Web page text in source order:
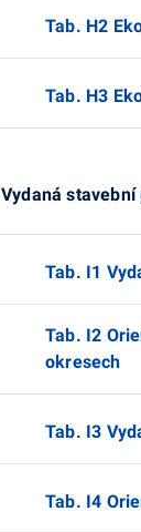
Tab. H2
Tab. H3
Vydaná stavební
Tab. I1
Tab. I2
okresech
Tab. I3
Tab. I4